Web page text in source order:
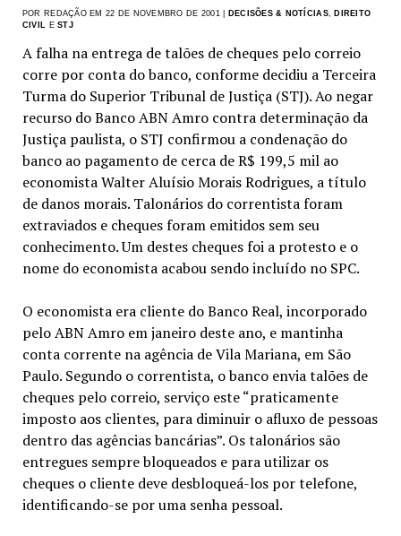
POR REDAÇÃO EM 22 DE NOVEMBRO DE 2001 | DECISÕES & NOTÍCIAS,
DIREITO
CIVIL
ESTJ
A falha na entrega de talões de cheques pelo correio
corre por conta do banco, conforme decidiu a Terceira
Turma do Superior Tribunal de Justiça (STJ). Ao negar
recurso do Banco ABN Amro contra determinação da
Justiça paulista, o STJ confirmou a condenação do
banco ao pagamento de cerca de R$ 199,5 mil ao
economista Walter Aluísio Morais Rodrigues, a título
de danos morais. Talonários do correntista foram
extraviados e cheques foram emitidos sem seu
conhecimento. Um destes cheques foi a protesto e o
nome do economista acabou sendo incluído no SPC.
O economista era cliente do Banco Real, incorporado
pelo ABN Amro em janeiro deste ano, e mantinha
conta corrente na agência de Vila Mariana, em São
Paulo. Segundo o correntista, o banco envia talões de
cheques pelo correio, serviço este “praticamente
imposto aos clientes, para diminuir o afluxo de pessoas
dentro das agências bancárias”. Os talonários são
entregues sempre bloqueados e para utilizar os
cheques o cliente deve desbloqueá-los por telefone,
identificando-se por uma senha pessoal.